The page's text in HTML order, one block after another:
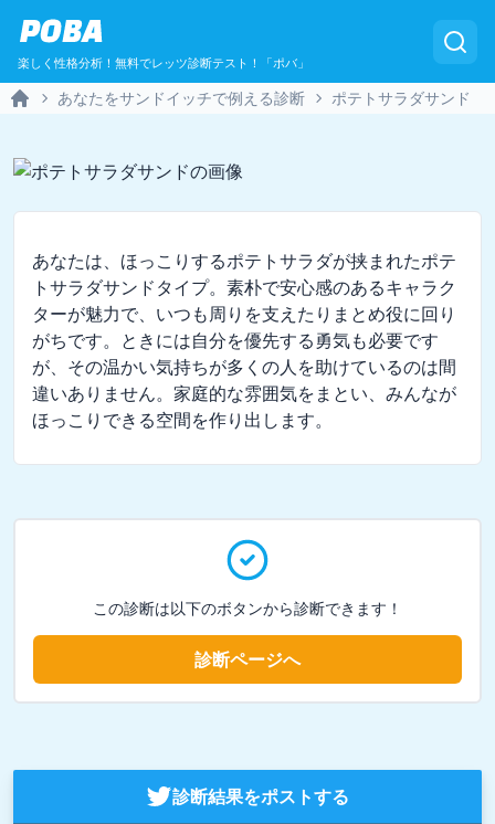
POBA
楽しく性格分析！無料でレッツ診断テスト！「ポバ」
あなたをサンドイッチで例える診断 ポテトサラダサンド
あなたは、ほっこりするポテトサラダが挟まれたポテ
トサラダサンドタイプ。素朴で安心感のあるキャラク
ターが魅力で、いつも周りを支えたりまとめ役に回り
がちです。ときには自分を優先する勇気も必要です
が、その温かい気持ちが多くの人を助けているのは間
違いありません。家庭的な雰囲気をまとい、みんなが
ほっこりできる空間を作り出します。
この診断は以下のボタンから診断できます！
診断ページへ
診断結果をポストする